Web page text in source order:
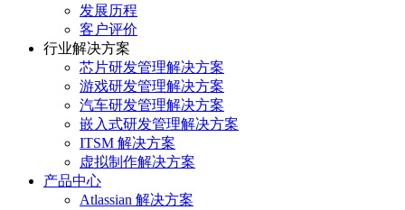
发展历程
客户评价
行业解决方案
芯片研发管理解决方案
游戏研发管理解决方案
汽车研发管理解决方案
嵌入式研发管理解决方案
ITSM 解决方案
虚拟制作解决方案
产品中心
Atlassian 解决方案